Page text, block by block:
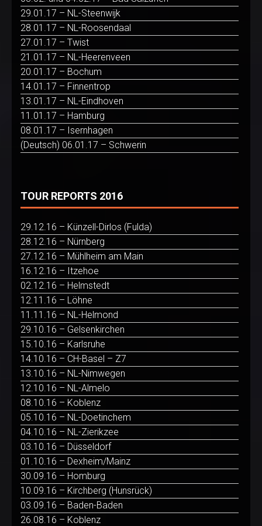
29.01.17 – NL-Steenwijk
28.01.17 – NL-Roosendaal
27.01.17 – Twist
21.01.17 – NL-Heerenveen
20.01.17 – Bochum
14.01.17 – Finnentrop
13.01.17 – NL-Eindhoven
11.01.17 – Hamburg
08.01.17 – Isernhagen
(Deutsch) 06.01.17 – Schwerin
TOUR REPORTS 2016
29.12.16 – Künzell-Dirlos (Fulda)
28.12.16 – Nürnberg
27.12.16 – Mühlheim am Main
16.12.16 – Itzehoe
02.12.16 – Helmstedt
12.11.16 – Löhne
11.11.16 – NL-Helmond
29.10.16 – Gelsenkirchen
15.10.16 – Karlsruhe
14.10.16 – CH-Basel – Z7
13.10.16 – NL-Nimwegen
12.10.16 – NL-Almelo
08.10.16 – Koblenz
05.10.16 – NL-Doetinchem
04.10.16 – NL-Zierikzee
03.10.16 – Düsseldorf
01.10.16 – Dexheim/Mainz
30.09.16 – Homburg
10.09.16 – Kirchberg (Hunsrück)
03.09.16 – Baden-Baden
26.08.16 – Koblenz